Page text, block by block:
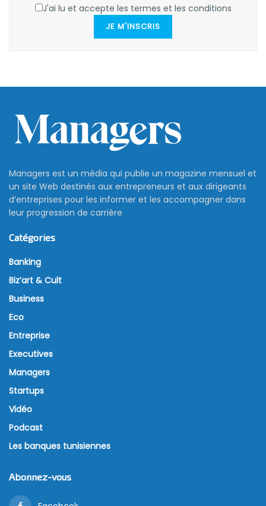
J'ai lu et accepte les termes et les conditions
JE M'INSCRIS
Managers est un média qui publie un magazine mensuel et
un site Web destinés aux entrepreneurs et aux dirigeants
d’entreprises pour les informer et les accompagner dans
leur progression de carrière
Catégories
Banking
Biz’art & Cult
Business
Eco
Entreprise
Executives
Managers
Startups
Vidéo
Podcast
Les banques tunisiennes
Abonnez-vous